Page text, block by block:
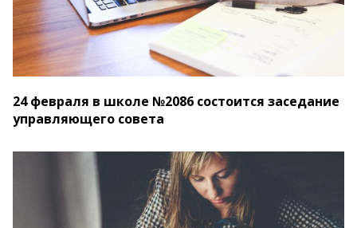
24 февраля в школе №2086 состоится заседание
управляющего совета